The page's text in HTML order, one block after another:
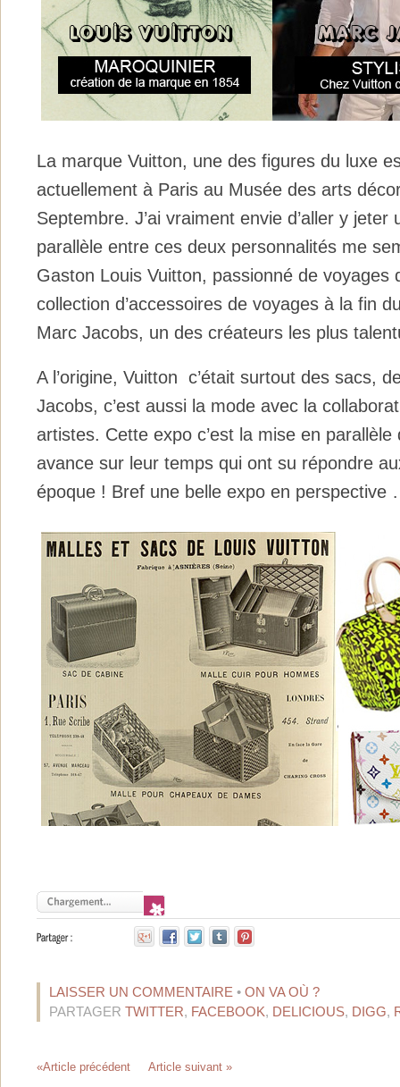
La marque Vuitton, une des figures du luxe
actuellement à Paris au Musée des arts
Septembre. J’ai vraiment envie d’aller y jeter
parallèle entre ces deux personnalités me
Gaston Louis Vuitton, passionné de voyages
collection d’accessoires de voyages à la fin
Marc Jacobs, un des créateurs les plus
A l’origine, Vuitton c’était surtout des sacs,
Jacobs, c’est aussi la mode avec la
artistes. Cette expo c’est la mise en
avance sur leur temps qui ont su répondre
époque ! Bref une belle expo en perspective
LAISSER UN COMMENTAIRE • ON VA OÙ ?
PARTAGER TWITTER, FACEBOOK, DELICIOUS, DIGG,
«Article précédent Article suivant »